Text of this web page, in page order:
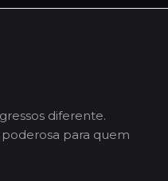
diferente.
para quem